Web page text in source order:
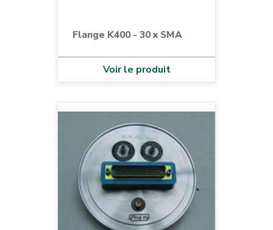
Flange K400 - 30 x SMA
Voir le produit